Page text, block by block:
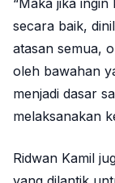
“Maka jika
secara baik,
atasan semua,
oleh bawahan
menjadi dasar
melaksanakan
Ridwan Kamil